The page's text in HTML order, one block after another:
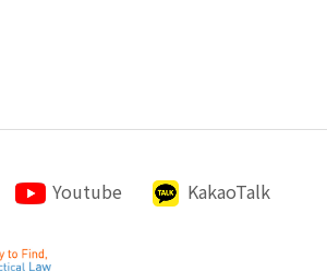
Youtube KakaoTalk